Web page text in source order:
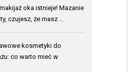
oka istnieje! Mazanie
czujesz, że masz …
kosmetyki do
co warto mieć w